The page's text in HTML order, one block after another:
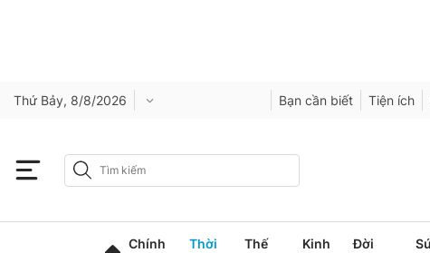
Thứ Bảy, 8/8/2026 Bạn cần biết Tiện ích
Chính
Thời
Thế
Kinh
Đời